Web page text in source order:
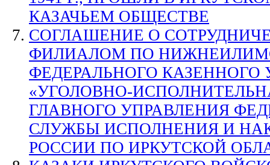
КАЗАЧЬЕМ ОБЩЕСТВЕ
СОГЛАШЕНИЕ О
ФИЛИАЛОМ ПО
ФЕДЕРАЛЬНОГО КАЗЕННОГО
«УГОЛОВНО-
ГЛАВНОГО УПРАВЛЕНИЯ
СЛУЖБЫ ИСПОЛНЕНИЯ И
РОССИИ ПО ИРКУТСКОЙ